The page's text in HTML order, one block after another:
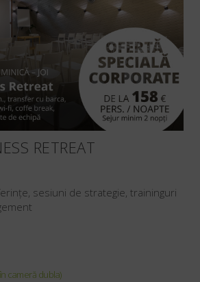
RETREAT
sesiuni de strategie, traininguri
cameră dubla)